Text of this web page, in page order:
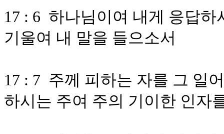
17 : 6 하나님이여 내게 응답
기울여 내 말을 들으소서
17 : 7 주께 피하는 자를 그 일
하시는 주여 주의 기이한 인자